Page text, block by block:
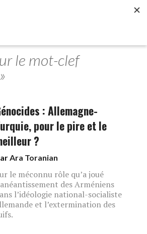
le mot-clef
: Allemagne-
pour le pire et le
?
Ara Toranian
le méconnu rôle qu’a joué
des Arméniens
l’idéologie national-socialiste
et l’extermination des